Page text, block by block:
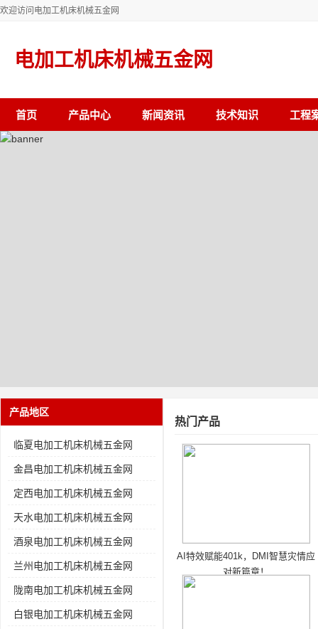
欢迎访问电加工机床机械五金网
电加工机床机械五金网
首页 产品中心 新闻资讯 技术知识 工程
产品地区
临夏电加工机床机械五金网
金昌电加工机床机械五金网
定西电加工机床机械五金网
天水电加工机床机械五金网
酒泉电加工机床机械五金网
兰州电加工机床机械五金网
陇南电加工机床机械五金网
白银电加工机床机械五金网
热门产品
AI特效赋能401k，DMI智慧灾情应
对新篇章！